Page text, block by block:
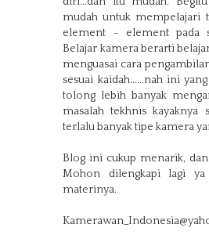
mudah untuk mempelajari
element - element pada
Belajar kamera berarti
menguasai cara
sesuai kaidah......nah ini
tolong lebih banyak
masalah tekhnis kayaknya
terlalu banyak tipe kamera
Blog ini cukup menarik,
Mohon dilengkapi lagi
materinya.